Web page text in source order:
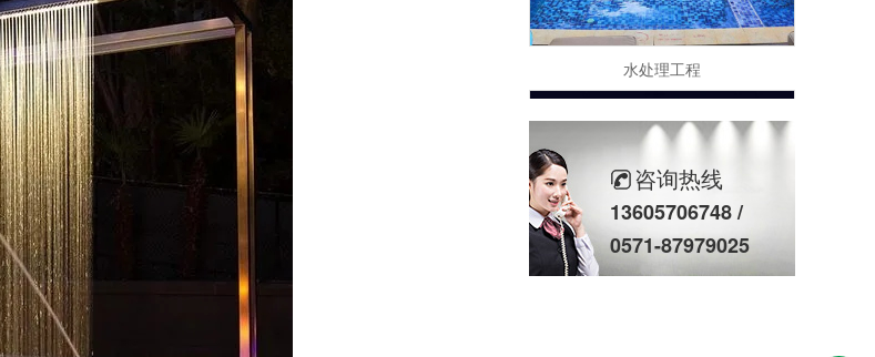
水处理工程
水秀/喷泉水景
咨询热线
13605706748 /
0571-87979025